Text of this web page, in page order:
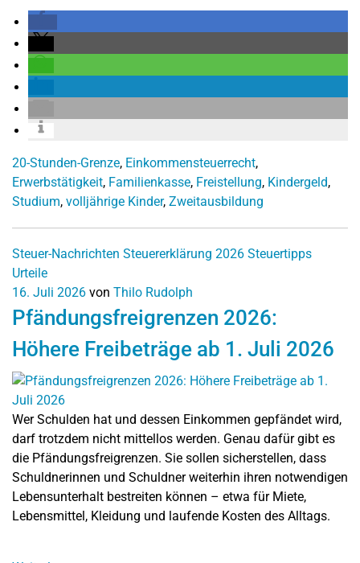
20-Stunden-Grenze, Einkommensteuerrecht,
Erwerbstätigkeit, Familienkasse, Freistellung, Kindergeld,
Studium, volljährige Kinder, Zweitausbildung
Steuer-Nachrichten Steuererklärung 2026 Steuertipps
Urteile
16. Juli 2026 von Thilo Rudolph
Pfändungsfreigrenzen 2026:
Höhere Freibeträge ab 1. Juli 2026
Wer Schulden hat und dessen Einkommen gepfändet wird,
darf trotzdem nicht mittellos werden. Genau dafür gibt es
die Pfändungsfreigrenzen. Sie sollen sicherstellen, dass
Schuldnerinnen und Schuldner weiterhin ihren notwendigen
Lebensunterhalt bestreiten können – etwa für Miete,
Lebensmittel, Kleidung und laufende Kosten des Alltags.